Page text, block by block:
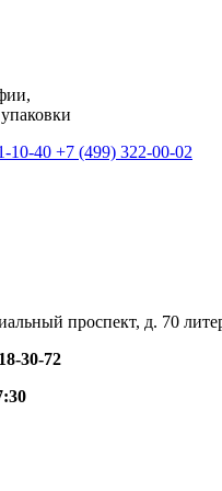
10-40 +7 (499) 322-00-02
проспект, д. 70
30-72